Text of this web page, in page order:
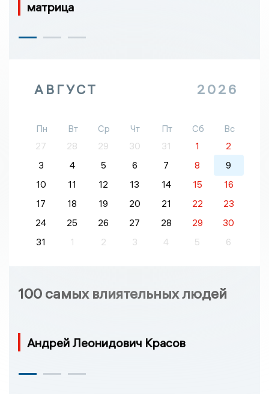
матрица
АВГУСТ 2026
Пн Вт Ср Чт Пт Сб
Вс
27
28 29 30 31 1
2
3
4 5 6 7 8
9
10
11 12 13 14 15
16
17
18 19 20 21 22
23
24
25 26 27 28 29
30
31
1 2 3 4 5 6
100 самых влиятельных людей
Андрей Леонидович Красов